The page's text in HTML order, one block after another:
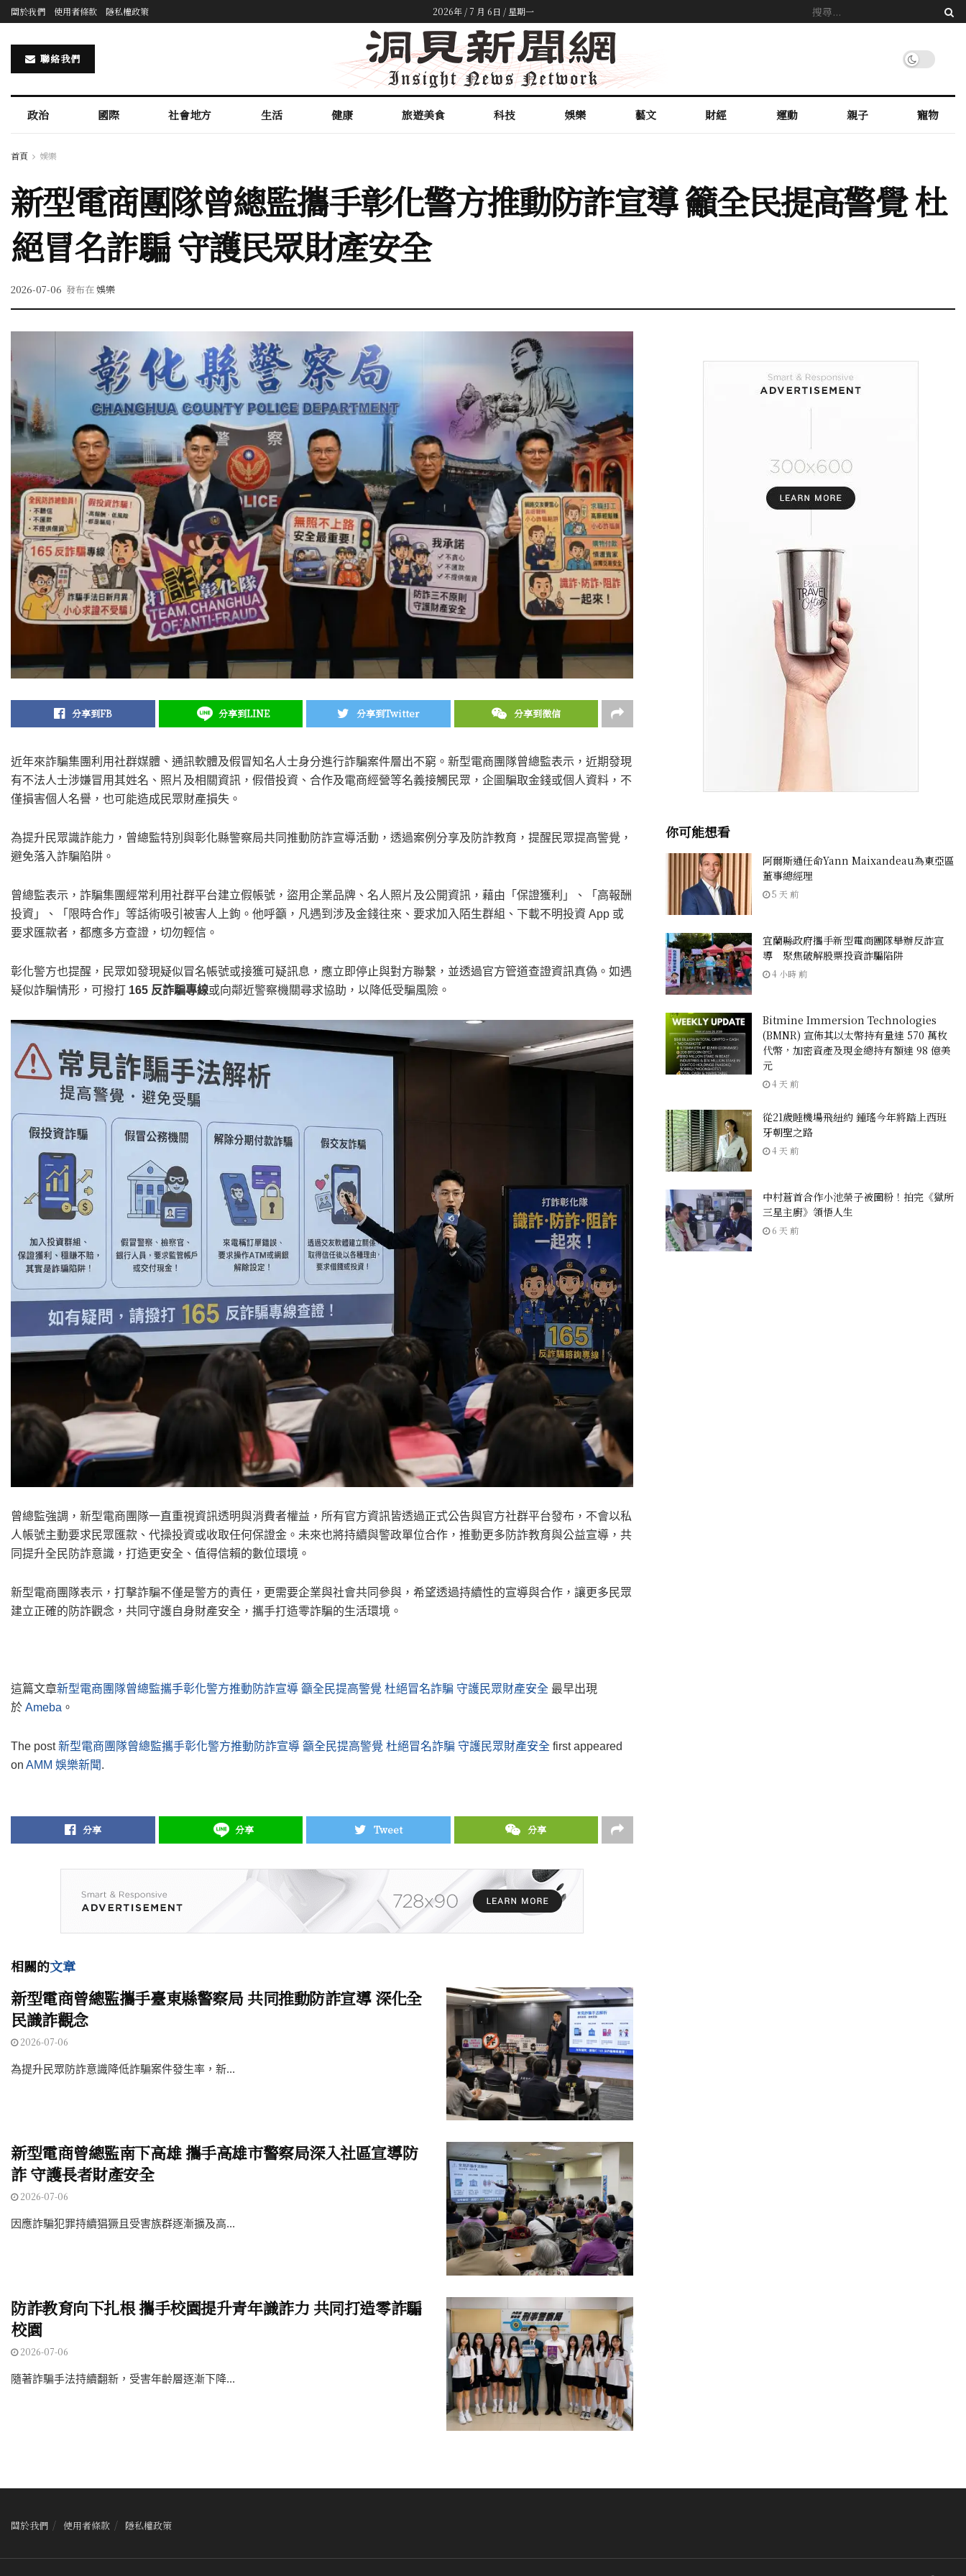
關於我們 使用者條款 隱私權政策 2026年 / 7 月 6日 / 星期一
聯絡我們
政治 國際 社會地方 生活 健康 旅遊美食 科技 娛樂 藝文 財經 運動 親子 寵物
首頁 娛樂
新型電商團隊曾總監攜手彰化警方推動防詐宣導 籲全民提高警覺 杜
絕冒名詐騙 守護民眾財產安全
2026-07-06 發布在娛樂
分享到FB 分享到LINE 分享到Twitter 分享到微信
近年來詐騙集團利用社群媒體、通訊軟體及假冒知名人士身分進行詐騙案件層出不窮。新型電商團隊曾總監表示，近期發現
有不法人士涉嫌冒用其姓名、照片及相關資訊，假借投資、合作及電商經營等名義接觸民眾，企圖騙取金錢或個人資料，不
僅損害個人名譽，也可能造成民眾財產損失。
為提升民眾識詐能力，曾總監特別與彰化縣警察局共同推動防詐宣導活動，透過案例分享及防詐教育，提醒民眾提高警覺，
避免落入詐騙陷阱。
曾總監表示，詐騙集團經常利用社群平台建立假帳號，盜用企業品牌、名人照片及公開資訊，藉由「保證獲利」、「高報酬
投資」、「限時合作」等話術吸引被害人上鉤。他呼籲，凡遇到涉及金錢往來、要求加入陌生群組、下載不明投資 App 或
要求匯款者，都應多方查證，切勿輕信。
彰化警方也提醒，民眾如發現疑似冒名帳號或接獲可疑訊息，應立即停止與對方聯繫，並透過官方管道查證資訊真偽。如遇
疑似詐騙情形，可撥打 165 反詐騙專線或向鄰近警察機關尋求協助，以降低受騙風險。
曾總監強調，新型電商團隊一直重視資訊透明與消費者權益，所有官方資訊皆透過正式公告與官方社群平台發布，不會以私
人帳號主動要求民眾匯款、代操投資或收取任何保證金。未來也將持續與警政單位合作，推動更多防詐教育與公益宣導，共
同提升全民防詐意識，打造更安全、值得信賴的數位環境。
新型電商團隊表示，打擊詐騙不僅是警方的責任，更需要企業與社會共同參與，希望透過持續性的宣導與合作，讓更多民眾
建立正確的防詐觀念，共同守護自身財產安全，攜手打造零詐騙的生活環境。
這篇文章新型電商團隊曾總監攜手彰化警方推動防詐宣導 籲全民提高警覺 杜絕冒名詐騙 守護民眾財產安全 最早出現
於 Ameba 。
The post新型電商團隊曾總監攜手彰化警方推動防詐宣導 籲全民提高警覺 杜絕冒名詐騙 守護民眾財產安全 first appeared
on AMM 娛樂新聞.
分享 分享 Tweet 分享
相關的文章
新型電商曾總監攜手臺東縣警察局 共同推動防詐宣導 深化全
民識詐觀念
2026-07-06
為提升民眾防詐意識降低詐騙案件發生率，新...
新型電商曾總監南下高雄 攜手高雄市警察局深入社區宣導防
詐 守護長者財產安全
2026-07-06
因應詐騙犯罪持續猖獗且受害族群逐漸擴及高...
防詐教育向下扎根 攜手校園提升青年識詐力 共同打造零詐騙
校園
2026-07-06
隨著詐騙手法持續翻新，受害年齡層逐漸下降...
你可能想看
阿爾斯通任命Yann Maixandeau為東亞區
董事總經理
5 天 前
宜蘭縣政府攜手新型電商團隊舉辦反詐宣
導 聚焦破解股票投資詐騙陷阱
4 小時 前
Bitmine Immersion Technologies
(BMNR) 宣佈其以太幣持有量達 570 萬枚
代幣，加密資產及現金總持有額達 98 億美
元
4 天 前
從21歲睡機場飛紐約 鍾瑤今年將踏上西班
牙朝聖之路
4 天 前
中村蒼首合作小池榮子被圈粉！拍完《獄所
三星主廚》領悟人生
6 天 前
關於我們 使用者條款 隱私權政策